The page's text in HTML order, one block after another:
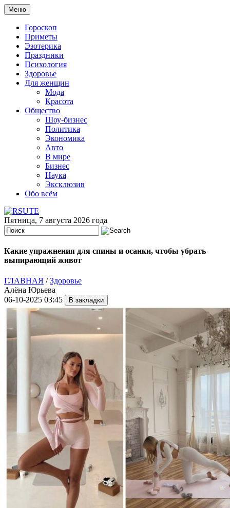
Меню
Гороскоп
Приметы
Эзотерика
Праздники
Психология
Здоровье
Для женщин
Мода
Красота
Общество
Шоу-бизнес
Политика
Экономика
Авто
В мире
Бизнес
Наука
Эксклюзив
Обо всём
Пятница, 7 августа 2026 года
Какие упражнения для спины и осанки, чтобы убрать
выпирающий живот
ГЛАВНАЯ /Здоровье
Алёна Юрьева
06-10-2025 03:45